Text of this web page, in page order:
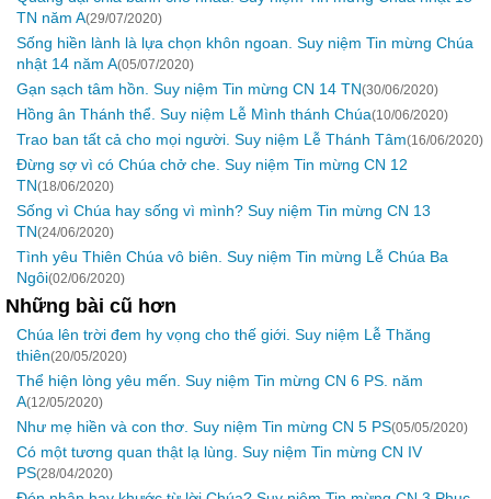
TN năm A(29/07/2020)
Sống hiền lành là lựa chọn khôn ngoan. Suy niệm Tin mừng Chúa
nhật 14 năm A(05/07/2020)
Gạn sạch tâm hồn. Suy niệm Tin mừng CN 14 TN(30/06/2020)
Hồng ân Thánh thể. Suy niệm Lễ Mình thánh Chúa(10/06/2020)
Trao ban tất cả cho mọi người. Suy niệm Lễ Thánh Tâm(16/06/2020)
Đừng sợ vì có Chúa chở che. Suy niệm Tin mừng CN 12
TN(18/06/2020)
Sống vì Chúa hay sống vì mình? Suy niệm Tin mừng CN 13
TN(24/06/2020)
Tình yêu Thiên Chúa vô biên. Suy niệm Tin mừng Lễ Chúa Ba
Ngôi(02/06/2020)
Những bài cũ hơn
Chúa lên trời đem hy vọng cho thế giới. Suy niệm Lễ Thăng
thiên(20/05/2020)
Thể hiện lòng yêu mến. Suy niệm Tin mừng CN 6 PS. năm
A(12/05/2020)
Như mẹ hiền và con thơ. Suy niệm Tin mừng CN 5 PS(05/05/2020)
Có một tương quan thật lạ lùng. Suy niệm Tin mừng CN IV
PS(28/04/2020)